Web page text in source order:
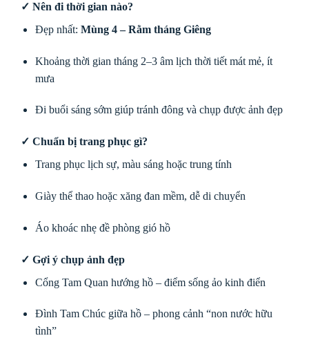
✓ Nên đi thời gian nào?
Đẹp nhất: Mùng 4 – Rằm tháng Giêng
Khoảng thời gian tháng 2–3 âm lịch thời tiết mát mẻ, ít
mưa
Đi buổi sáng sớm giúp tránh đông và chụp được ảnh đẹp
✓ Chuẩn bị trang phục gì?
Trang phục lịch sự, màu sáng hoặc trung tính
Giày thể thao hoặc xăng đan mềm, dễ di chuyển
Áo khoác nhẹ đề phòng gió hồ
✓ Gợi ý chụp ảnh đẹp
Cổng Tam Quan hướng hồ – điểm sống ảo kinh điển
Đình Tam Chúc giữa hồ – phong cảnh “non nước hữu
tình”